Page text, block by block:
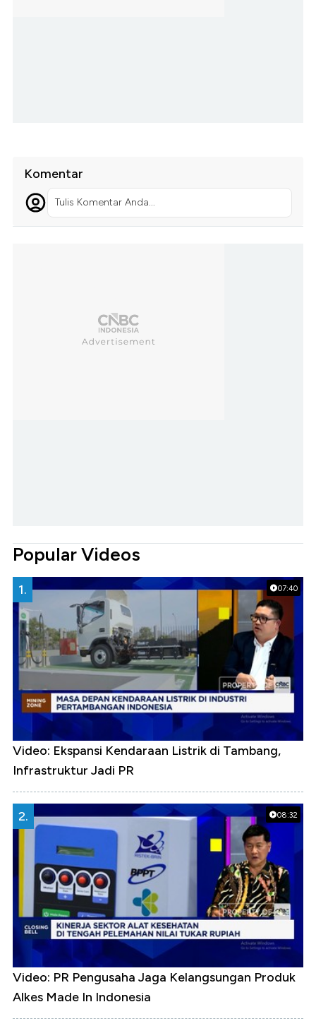
Komentar
Tulis Komentar Anda...
Popular Videos
07:40
1.
Video: Ekspansi Kendaraan Listrik di Tambang,
Infrastruktur Jadi PR
08:32
2.
Video: PR Pengusaha Jaga Kelangsungan Produk
Alkes Made In Indonesia